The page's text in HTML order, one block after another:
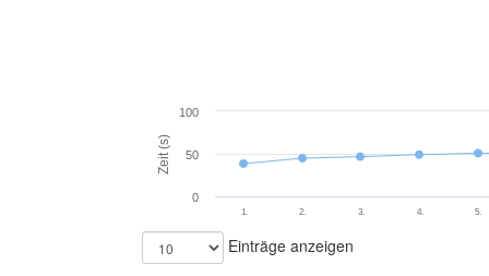
Zeit (s)
1. 2. 3. 4. 5.
0
50
100
Einträge anzeigen